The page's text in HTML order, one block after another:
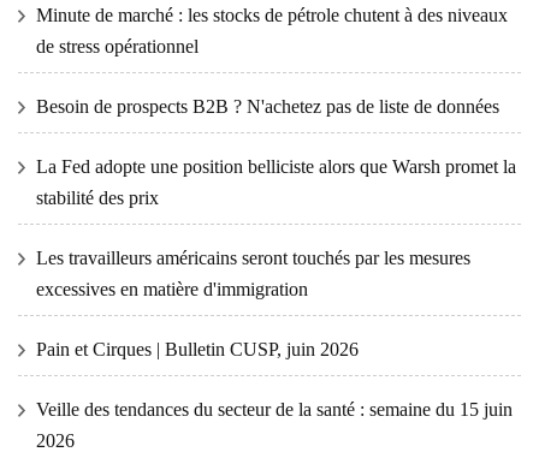
Minute de marché : les stocks de pétrole chutent à des niveaux
de stress opérationnel
Besoin de prospects B2B ? N'achetez pas de liste de données
La Fed adopte une position belliciste alors que Warsh promet la
stabilité des prix
Les travailleurs américains seront touchés par les mesures
excessives en matière d'immigration
Pain et Cirques | Bulletin CUSP, juin 2026
Veille des tendances du secteur de la santé : semaine du 15 juin
2026